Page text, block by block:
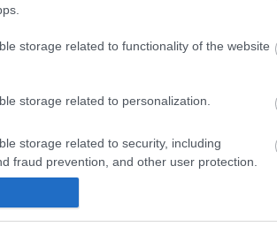
storage related to functionality of the website
storage related to personalization.
storage related to security, including
fraud prevention, and other user protection.
ÜGYEK Google Hírek oldalán!